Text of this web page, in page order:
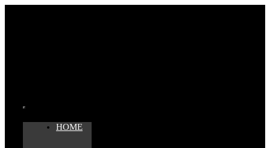
Toggle
Navigation
HOME